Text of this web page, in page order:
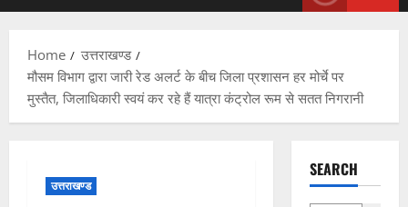
Home
उत्तराखण्ड
मौसम विभाग द्वारा जारी रेड अलर्ट के बीच जिला प्रशासन हर मोर्चे पर
मुस्तैत, जिलाधिकारी स्वयं कर रहे हैं यात्रा कंट्रोल रूम से सतत निगरानी
उत्तराखण्ड
SEARCH